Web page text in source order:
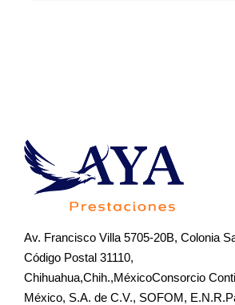
Av. Francisco Villa 5705-20B, Colonia
Código Postal 31110,
Chihuahua,Chih.,MéxicoConsorcio
México, S.A. de C.V., SOFOM,